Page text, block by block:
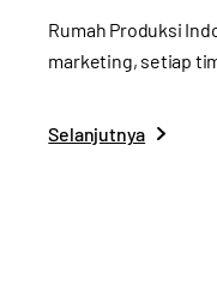
Rumah Produksi
marketing, setiap
Selanjutnya